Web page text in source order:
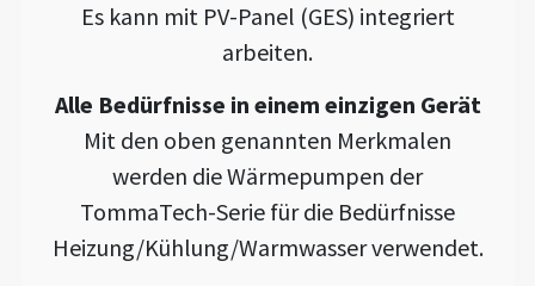
Es kann mit PV-Panel (GES) integriert
arbeiten.
Alle Bedürfnisse in einem einzigen Gerät
Mit den oben genannten Merkmalen
werden die Wärmepumpen der
TommaTech-Serie für die Bedürfnisse
Heizung/Kühlung/Warmwasser verwendet.